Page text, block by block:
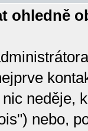
ohledně
neděje,
nebo,